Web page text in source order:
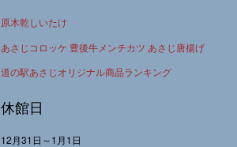
原木乾しいたけ
あさじコロッケ 豊後牛メンチカツ あさじ唐揚げ
道の駅あさじオリジナル商品ランキング
休館日
12月31日～1月1日